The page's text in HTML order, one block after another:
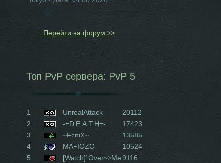
Перейти на форум >>
Топ PvP сервера: PvP 5
1 UnrealAttack
20112
2
-=D.E.A.T.H=-
17423
3
~FeniX~
13585
4
MAFIOZO
10524
5
[Watch]`Over~>Me9116